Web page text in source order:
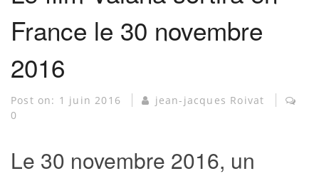
France le 30 novembre
2016
Post on: 1 juin 2016
jean-jacques Roivat
0
Le 30 novembre 2016, un